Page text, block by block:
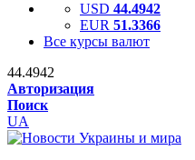
USD 44.4942
EUR 51.3366
Все курсы валют
44.4942
Авторизация
Поиск
UA